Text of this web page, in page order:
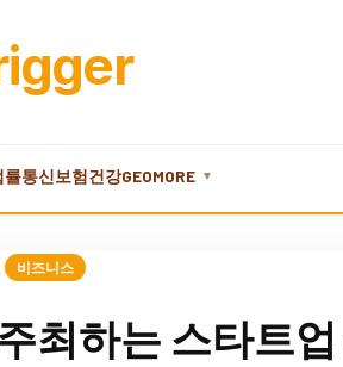
률통신보험건강GEOMORE ▼
비즈니스
최하는 스타트